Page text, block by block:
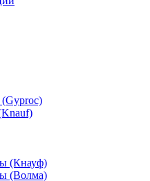
(Gyproc)
(Кнауф)
(Волма)